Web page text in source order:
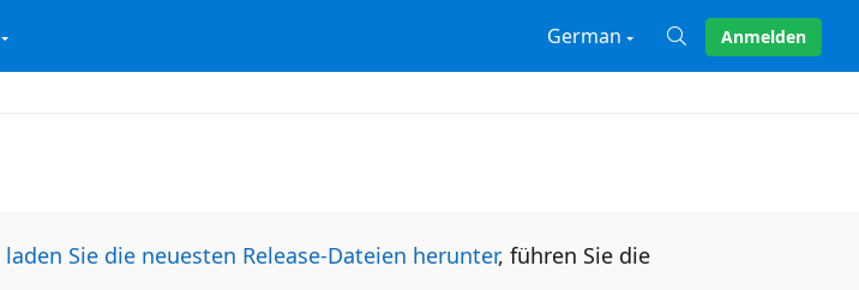
German Anmelden
laden Sie die neuesten Release-Dateien herunter, führen Sie die